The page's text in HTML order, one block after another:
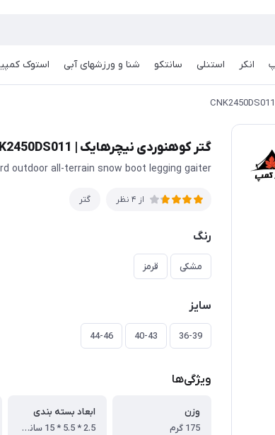
انکر استنلی سانتکو شنا و ورزشهای آبی استوک
گتر کوهنوردی نیچرهایک | CNK2450DS011
outdoor all-terrain snow boot legging gaiter
از 4 نظر گتر
رنگ
مشکی قرمز
سایز
36-39
40-43
44-46
ویژگی‌ها
وزن
175 گرم
ابعاد بسته بندی
2.5 * 5.5 * 15 سانتی متر